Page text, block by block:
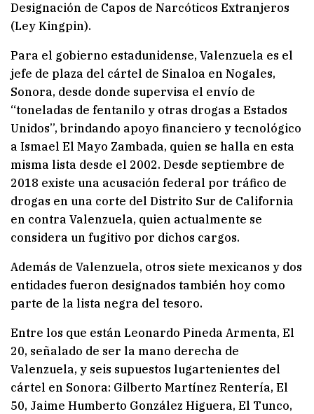
Designación de Capos de Narcóticos Extranjeros
(Ley Kingpin).
Para el gobierno estadunidense, Valenzuela es el
jefe de plaza del cártel de Sinaloa en Nogales,
Sonora, desde donde supervisa el envío de
“toneladas de fentanilo y otras drogas a Estados
Unidos”, brindando apoyo financiero y tecnológico
a Ismael El Mayo Zambada, quien se halla en esta
misma lista desde el 2002. Desde septiembre de
2018 existe una acusación federal por tráfico de
drogas en una corte del Distrito Sur de California
en contra Valenzuela, quien actualmente se
considera un fugitivo por dichos cargos.
Además de Valenzuela, otros siete mexicanos y dos
entidades fueron designados también hoy como
parte de la lista negra del tesoro.
Entre los que están Leonardo Pineda Armenta, El
20, señalado de ser la mano derecha de
Valenzuela, y seis supuestos lugartenientes del
cártel en Sonora: Gilberto Martínez Rentería, El
50, Jaime Humberto González Higuera, El Tunco,